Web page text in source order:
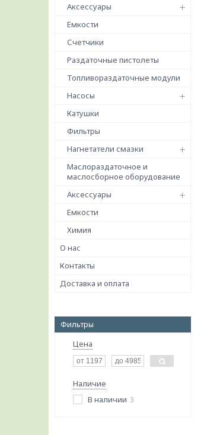
Аксессуары
Емкости
Счетчики
Раздаточные пистолеты
Топливораздаточные модули
Насосы
Катушки
Фильтры
Нагнетатели смазки
Маслораздаточное и
маслосборное оборудование
Аксессуары
Емкости
Химия
О нас
Контакты
Доставка и оплата
Фильтры
Цена
Наличие
В наличии 3